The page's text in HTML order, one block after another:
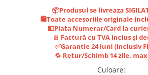
Valve & extensii
Acceleratoare & comenzi
Display-uri / ecrane
📦Produsul se livreaza
🛍️Toate accesoriile originale
💵Plata Numerar/Card la curier
📄 Factură cu TVA inclus și
✅Garantie 24 luni (Inclusiv
🔁 Retur/Schimb 14 zile,
Culoare: